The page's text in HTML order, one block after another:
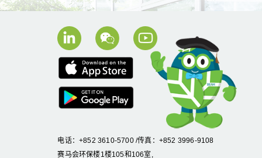
电话：+852 3610-5700 /传真：+852 3996-9108
赛马会环保楼1楼105和106室,